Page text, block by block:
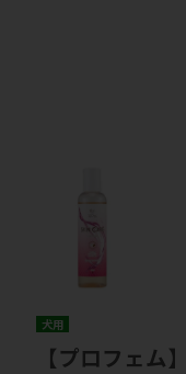
犬用
【プロフェ